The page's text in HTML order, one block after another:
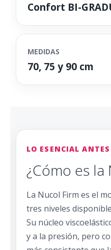
Confort BI-
MEDIDAS
70, 75 y 90 cm
LO ESENCIAL
¿Cómo es la
La Nucol Firm es el
tres niveles
Su núcleo
y a la presión, pero